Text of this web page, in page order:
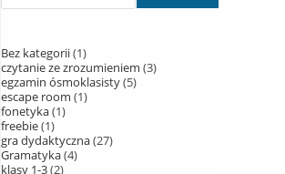
Bez kategorii 1
czytanie ze zrozumieniem 3
egzamin ósmoklasisty 5
escape room 1
fonetyka 1
freebie 1
gra dydaktyczna 27
Gramatyka 4
klasy 1-3 2